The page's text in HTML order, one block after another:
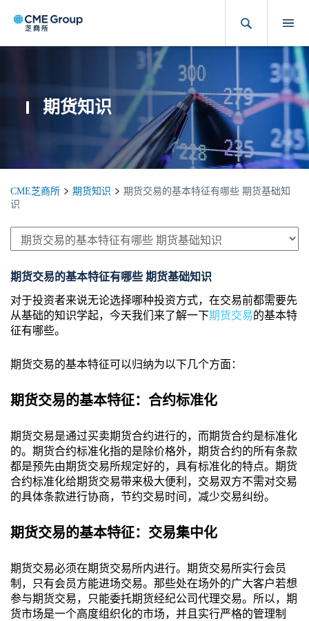
期货知识
CME芝商所 期货知识
期货交易的基本特征有哪些 期货基础知
识
期货交易的基本特征有哪些 期货基础知识
对于投资者来说无论选择哪种投资方式，在交易前都需要先
从基础的知识学起，今天我们来了解一下期货交易的基本特
征有哪些。
期货交易的基本特征可以归纳为以下几个方面：
期货交易的基本特征：合约标准化
期货交易是通过买卖期货合约进行的，而期货合约是标准化
的。期货合约标准化指的是除价格外，期货合约的所有条款
都是预先由期货交易所规定好的，具有标准化的特点。期货
合约标准化给期货交易带来极大便利，交易双方不需对交易
的具体条款进行协商，节约交易时间，减少交易纠纷。
期货交易的基本特征：交易集中化
期货交易必须在期货交易所内进行。期货交易所实行会员
制，只有会员方能进场交易。那些处在场外的广大客户若想
参与期货交易，只能委托期货经纪公司代理交易。所以，期
货市场是一个高度组织化的市场，并且实行严格的管理制